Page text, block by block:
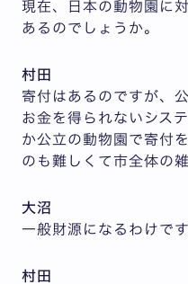
現在、日本の動物園に
あるのでしょうか。
村田
寄付はあるのですが、
お金を得られないシス
か公立の動物園で寄付
のも難しくて市全体の
大沼
一般財源になるわけです
村田